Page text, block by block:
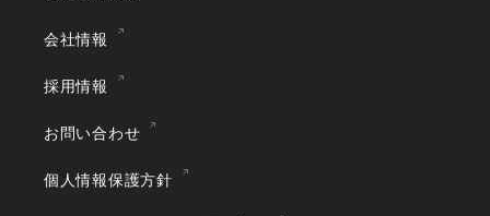
会社情報
採用情報
お問い合わせ
個人情報保護方針